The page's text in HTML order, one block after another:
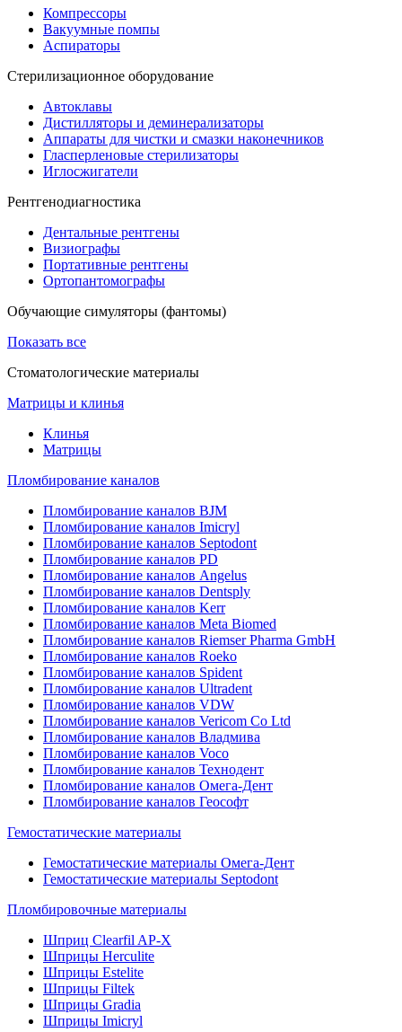
Компрессоры
Вакуумные помпы
Аспираторы
Стерилизационное оборудование
Автоклавы
Дистилляторы и деминерализаторы
Аппараты для чистки и смазки наконечников
Гласперленовые стерилизаторы
Иглосжигатели
Рентгенодиагностика
Дентальные рентгены
Визиографы
Портативные рентгены
Ортопантомографы
Обучающие симуляторы (фантомы)
Показать все
Стоматологические материалы
Матрицы и клинья
Клинья
Матрицы
Пломбирование каналов
Пломбирование каналов BJM
Пломбирование каналов Imicryl
Пломбирование каналов Septodont
Пломбирование каналов PD
Пломбирование каналов Angelus
Пломбирование каналов Dentsply
Пломбирование каналов Kerr
Пломбирование каналов Meta Biomed
Пломбирование каналов Riemser Pharma GmbH
Пломбирование каналов Roeko
Пломбирование каналов Spident
Пломбирование каналов Ultradent
Пломбирование каналов VDW
Пломбирование каналов Vericom Co Ltd
Пломбирование каналов Владмива
Пломбирование каналов Voco
Пломбирование каналов Технодент
Пломбирование каналов Омега-Дент
Пломбирование каналов Геософт
Гемостатические материалы
Гемостатические материалы Омега-Дент
Гемостатические материалы Septodont
Пломбировочные материалы
Шприц Clearfil AP-X
Шприцы Herculite
Шприцы Estelite
Шприцы Filtek
Шприцы Gradia
Шприцы Imicryl